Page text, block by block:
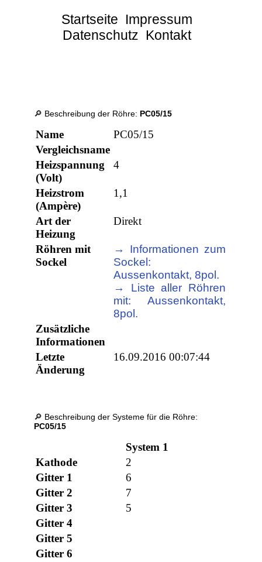
Startseite Impressum
Datenschutz Kontakt
🔎 Beschreibung der Röhre: PC05/15
Name
PC05/15
Vergleichsname
Heizspannung
(Volt)
4
Heizstrom
(Ampère)
1,1
Art der
Heizung
Direkt
Röhren mit
Sockel
→ Informationen zum
Sockel:
Aussenkontakt, 8pol.
→ Liste aller Röhren
mit: Aussenkontakt,
8pol.
Zusätzliche
Informationen
Letzte
Änderung
16.09.2016 00:07:44
🔎 Beschreibung der Systeme für die Röhre:
PC05/15
System 1
Kathode
2
Gitter 1
6
Gitter 2
7
Gitter 3
5
Gitter 4
Gitter 5
Gitter 6